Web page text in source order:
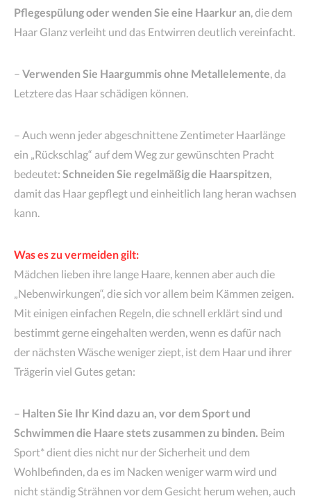
Pflegespülung oder wenden Sie eine Haarkur an, die dem
Haar Glanz verleiht und das Entwirren deutlich vereinfacht.
– Verwenden Sie Haargummis ohne Metallelemente, da
Letztere das Haar schädigen können.
– Auch wenn jeder abgeschnittene Zentimeter Haarlänge
ein „Rückschlag“ auf dem Weg zur gewünschten Pracht
bedeutet: Schneiden Sie regelmäßig die Haarspitzen,
damit das Haar gepflegt und einheitlich lang heran wachsen
kann.
Was es zu vermeiden gilt:
Mädchen lieben ihre lange Haare, kennen aber auch die
„Nebenwirkungen“, die sich vor allem beim Kämmen zeigen.
Mit einigen einfachen Regeln, die schnell erklärt sind und
bestimmt gerne eingehalten werden, wenn es dafür nach
der nächsten Wäsche weniger ziept, ist dem Haar und ihrer
Trägerin viel Gutes getan:
– Halten Sie Ihr Kind dazu an, vor dem Sport und
Schwimmen die Haare stets zusammen zu binden. Beim
Sport* dient dies nicht nur der Sicherheit und dem
Wohlbefinden, da es im Nacken weniger warm wird und
nicht ständig Strähnen vor dem Gesicht herum wehen, auch